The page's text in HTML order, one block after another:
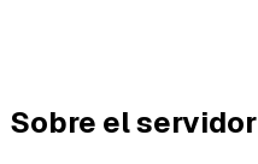
Sobre el servidor